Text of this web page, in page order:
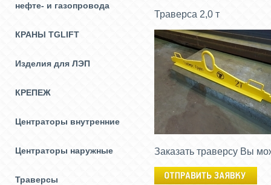
нефте- и газопровода
КРАНЫ TGLIFT
Изделия для ЛЭП
КРЕПЕЖ
Центраторы внутренние
Центраторы наружные
Траверсы
Траверса 2,0 т
Заказать траверсу Вы